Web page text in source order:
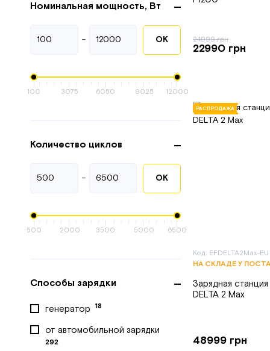
для холодильника48
для электроприборов67
Номинальная мощность, Вт
- ОК
100 3075 6050 9025 12000
Количество циклов
- ОК
500 2000 3500 5000 6500
Способы зарядки
генератор 18
от автомобильной зарядки
292
24999 грн
22990 грн
РАСПРОДАЖА
Код: EFDELTA2Max-EU
НА СКЛАДЕ У
Зарядная
DELTA 2 Max
48999 грн